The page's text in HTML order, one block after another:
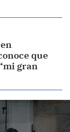
que
gran